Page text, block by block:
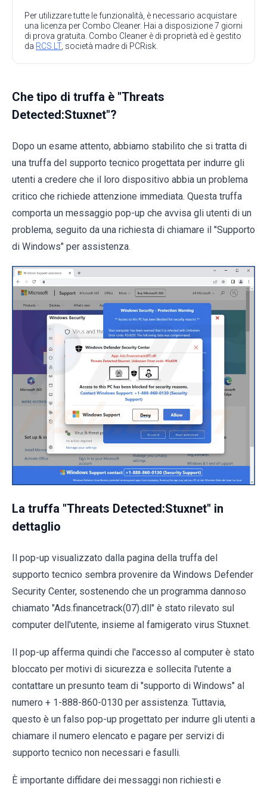
Per utilizzare tutte le funzionalità, è necessario acquistare
una licenza per Combo Cleaner. Hai a disposizione 7 giorni
di prova gratuita. Combo Cleaner è di proprietà ed è gestito
da RCS LT, società madre di PCRisk.
Che tipo di truffa è "Threats
Detected:Stuxnet"?
Dopo un esame attento, abbiamo stabilito che si tratta di
una truffa del supporto tecnico progettata per indurre gli
utenti a credere che il loro dispositivo abbia un problema
critico che richiede attenzione immediata. Questa truffa
comporta un messaggio pop-up che avvisa gli utenti di un
problema, seguito da una richiesta di chiamare il "Supporto
di Windows" per assistenza.
La truffa "Threats Detected:Stuxnet" in
dettaglio
Il pop-up visualizzato dalla pagina della truffa del
supporto tecnico sembra provenire da Windows Defender
Security Center, sostenendo che un programma dannoso
chiamato "Ads.financetrack(07).dll" è stato rilevato sul
computer dell'utente, insieme al famigerato virus Stuxnet.
Il pop-up afferma quindi che l'accesso al computer è stato
bloccato per motivi di sicurezza e sollecita l'utente a
contattare un presunto team di "supporto di Windows" al
numero + 1-888-860-0130 per assistenza. Tuttavia,
questo è un falso pop-up progettato per indurre gli utenti a
chiamare il numero elencato e pagare per servizi di
supporto tecnico non necessari e fasulli.
È importante diffidare dei messaggi non richiesti e